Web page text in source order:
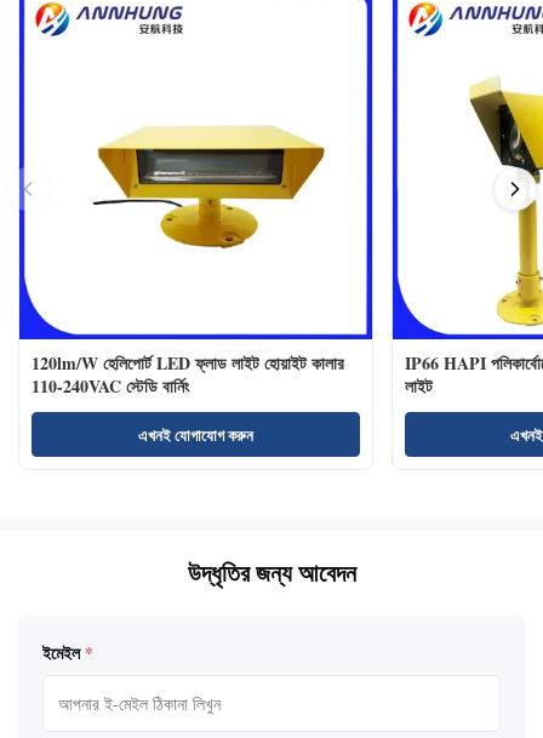
120lm/W হেলিপোর্ট LED ফ্লাড লাইট হোয়াইট কালার
110-240VAC স্টেডি বার্নিং
এখনই যোগাযোগ করুন
IP66 HAPI
লাইট
উদ্ধৃতির জন্য আবেদন
ইমেইল *